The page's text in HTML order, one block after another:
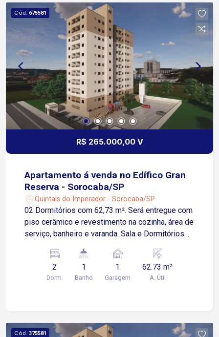
Cód. 675581
R$ 265.000,00 V
Apartamento á venda no Edífico Gran
Reserva - Sorocaba/SP
Quintais do Imperador - Sorocaba/SP
02 Dormitórios com 62,73 m². Será entregue com
piso cerâmico e revestimento na cozinha, área de
serviço, banheiro e varanda. Sala e Dormitórios
espaçosa área externa Apartamento possui 01
Vaga de Garagem Descoberta e Fixa para um
veículo de pequeno ou médio porte Condomínio:
2
Dorm.
1
Banho
1
Garagem
62.73 m²
A. Útil
Cód. 375581